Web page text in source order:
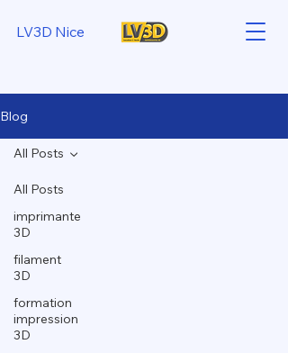
LV3D Nice
Blog
All Posts
imprimante
3D
filament
3D
formation
impression
3D
All Posts